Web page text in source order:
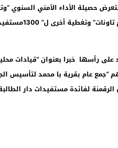
حصيلة الأداء الأمني السنوي
” وتغطية أخرى ل”
على رأسها خبرا بعنوان “قيادات
“جمع عام بقرية با محمد لتأسيس
لفائدة مستفيدات دار